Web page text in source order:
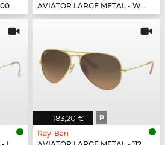
33
AVIATOR LARGE METAL - W3277
183,20 € P
Ray-Ban